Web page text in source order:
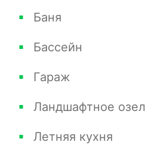
Баня
Бассейн
Гараж
Ландшафтное
Летняя кухня